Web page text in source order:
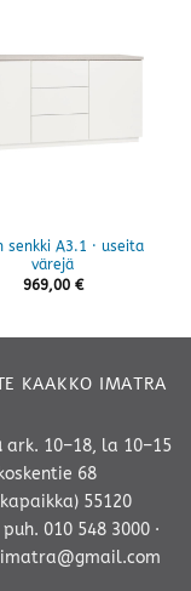
senkki A3.1 · useita
värejä
969,00 €
KAAKKO IMATRA
ark. 10–18, la 10–15
68
55120
puh. 010 548 3000 ·